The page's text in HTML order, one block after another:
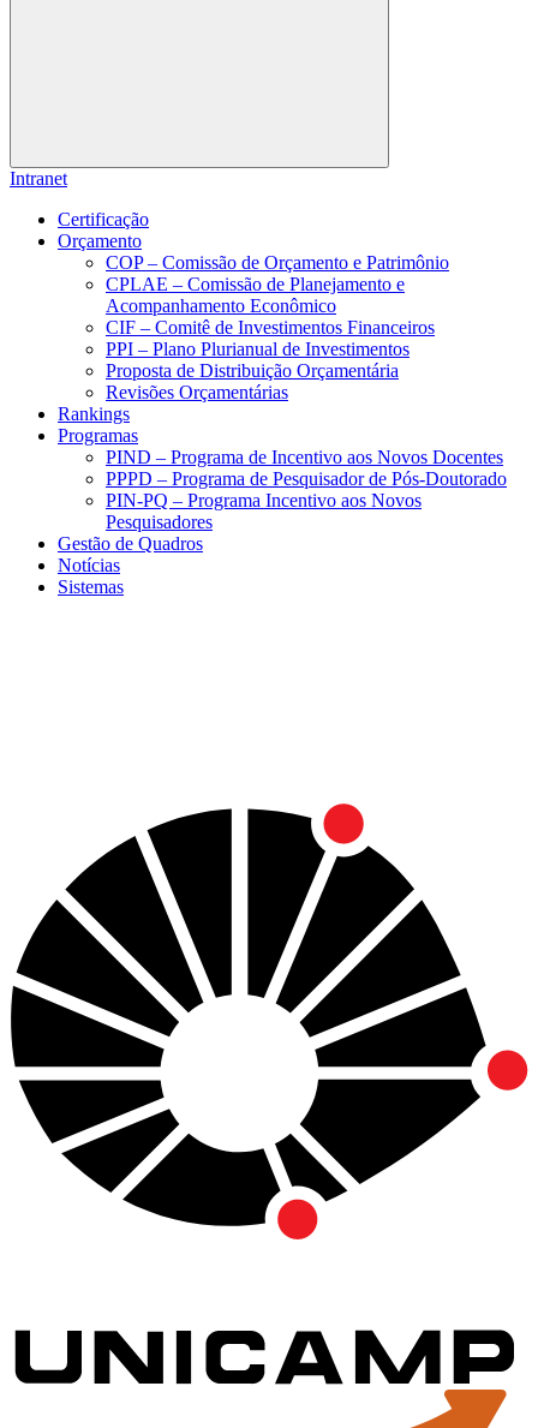
Buscar
Intranet
Certificação
Orçamento
COP – Comissão de Orçamento e Patrimônio
CPLAE – Comissão de Planejamento e
Acompanhamento Econômico
CIF – Comitê de Investimentos Financeiros
PPI – Plano Plurianual de Investimentos
Proposta de Distribuição Orçamentária
Revisões Orçamentárias
Rankings
Programas
PIND – Programa de Incentivo aos Novos Docentes
PPPD – Programa de Pesquisador de Pós-Doutorado
PIN-PQ – Programa Incentivo aos Novos
Pesquisadores
Gestão de Quadros
Notícias
Sistemas